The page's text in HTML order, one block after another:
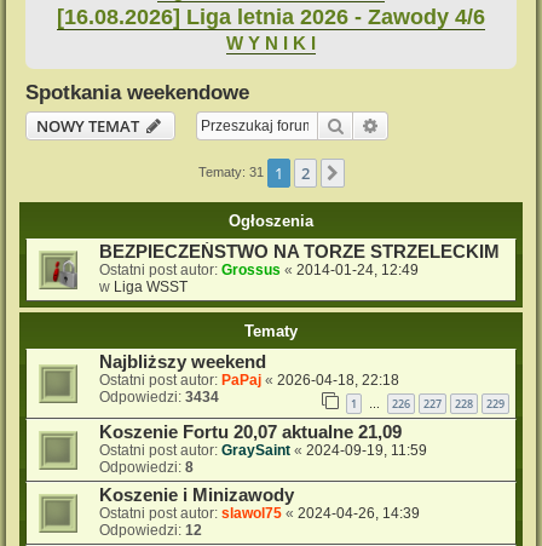
[16.08.2026] Liga letnia 2026 - Zawody 4/6
W Y N I K I
Spotkania weekendowe
NOWY TEMAT
Szukaj
Tematy: 31 1 2
Ogłoszenia
BEZPIECZEŃSTWO NA TORZE STRZELECKIM
Ostatni post autor: Grossus « 2014-01-24, 12:49
w Liga WSST
Tematy
Najbliższy weekend
Ostatni post autor: PaPaj « 2026-04-18, 22:18
Odpowiedzi: 3434 1 226 227 228 229
Koszenie Fortu 20,07 aktualne 21,09
Ostatni post autor: GraySaint « 2024-09-19, 11:59
Odpowiedzi: 8
Koszenie i Minizawody
Ostatni post autor: slawol75 « 2024-04-26, 14:39
Odpowiedzi: 12